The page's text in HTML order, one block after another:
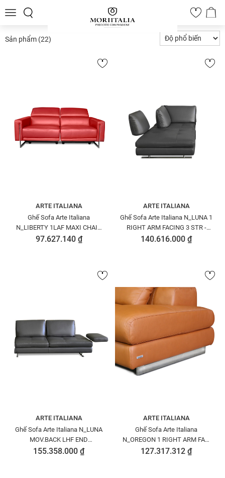
Toggle
0
Sản phẩm (22)
ARTE ITALIANA
Ghế Sofa Arte Italiana
N_LIBERTY 1LAF MAXI CHAIR
REC.EL - N8422613PENEW1515
97.627.140 ₫
ARTE ITALIANA
Ghế Sofa Arte Italiana N_LUNA 1
RIGHT ARM FACING 3 STR -
N8259310 PETOU1517
140.616.000 ₫
ARTE ITALIANA
Ghế Sofa Arte Italiana N_LUNA
MOV.BACK LHF END
SQ.CO.CHAIR - N8259D12
155.358.000 ₫
ARTE ITALIANA
Ghế Sofa Arte Italiana
N_OREGON 1 RIGHT ARM FAC.
2 1/2 STR -
127.317.312 ₫